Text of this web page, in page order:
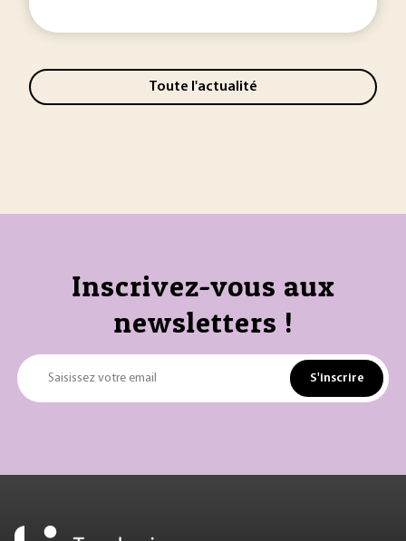
Toute l'actualité
Inscrivez-vous aux
newsletters !
Saisissez votre email S'inscrire